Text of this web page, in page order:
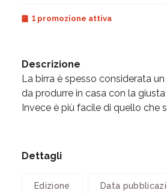
1 promozione attiva
Descrizione
La birra è spesso considerata
da produrre in casa con la
Invece è più facile di quello che
Dettagli
Edizione Data